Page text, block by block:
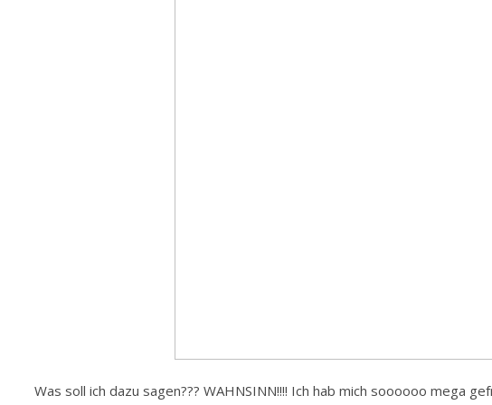
Was soll ich dazu sagen??? WAHNSINN!!!! Ich hab mich soooooo mega